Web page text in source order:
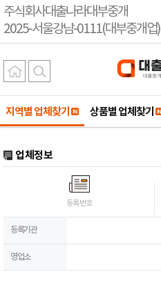
주식회사대출나라대부중개
2025-서울강남-0111(대부중개업)
지역별 업체찾기 상품별 업체찾기
업체정보
등록번호
등록기관
영업소